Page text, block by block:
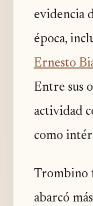
evidencia
época,
Ernesto
Entre sus
actividad
como
Trombino
abarcó